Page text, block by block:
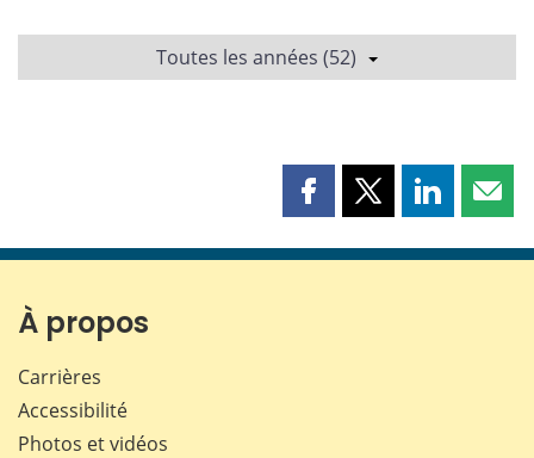
Toutes les années (52)
Partager
page
Partager
page
Partager
page page
À propos
Carrières
Accessibilité
Photos et vidéos